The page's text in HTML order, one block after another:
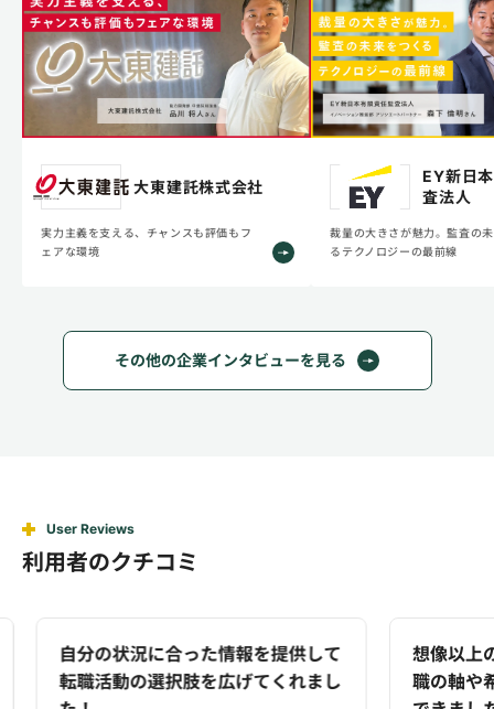
大東建託株式会社
実力主義を支える、チャンスも評価もフ
ェアな環境
EY新日
査法人
裁量の大きさが魅力。監査の
るテクノロジーの最前線
その他の企業インタビューを見る
User Reviews
利用者のクチコミ
自分の状況に合った情報を提供して
転職活動の選択肢を広げてくれまし
想像以上
職の軸や